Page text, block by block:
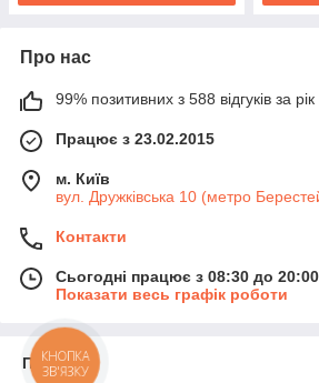
Про нас
99% позитивних з 588 відгуків за рік
Працює з 23.02.2015
м. Київ
вул. Дружківська 10 (метро
Контакти
Сьогодні працює з 08:30 до 20:00
Показати весь графік роботи
Про нас
КНОПКА
ЗВ'ЯЗКУ